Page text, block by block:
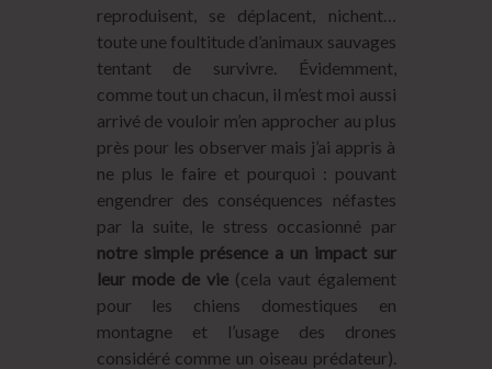
reproduisent, se déplacent, nichent…
toute une foultitude d’animaux sauvages
tentant de survivre. Évidemment,
comme tout un chacun, il m’est moi aussi
arrivé de vouloir m’en approcher au plus
près pour les observer mais j’ai appris à
ne plus le faire et pourquoi : pouvant
engendrer des conséquences néfastes
par la suite, le stress occasionné par
notre simple présence a un impact sur
leur mode de vie(cela vaut également
pour les chiens domestiques en
montagne et l’usage des drones
considéré comme un oiseau prédateur).